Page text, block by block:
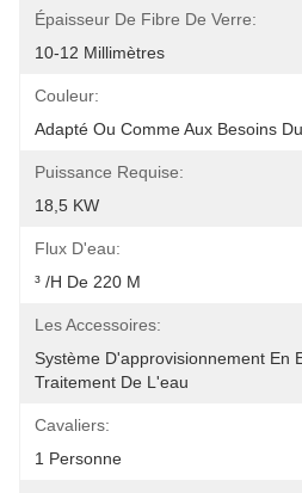
Épaisseur De Fibre De Verre:
10-12 Millimètres
Couleur:
Adapté Ou Comme Aux Besoins
Puissance Requise:
18,5 KW
Flux D'eau:
³ /h De 220 M
Les Accessoires:
Système D'approvisionnement En
Traitement De L'eau
Cavaliers:
1 Personne